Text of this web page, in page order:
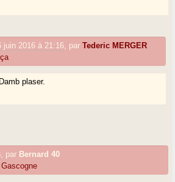
juin 2016 à 21:16 parTederic MERGER
plaser.
par Bernard 40
Gascogne